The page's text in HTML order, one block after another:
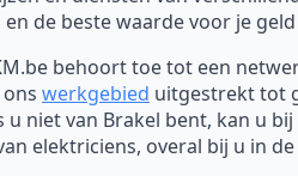
de beste waarde voor je
behoort toe tot een
werkgebied uitgestrekt tot
u niet van Brakel bent, kan u
elektriciens, overal bij u in